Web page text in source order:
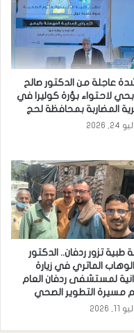
عاجلة من الدكتور صالح
لاحتواء بؤرة كوليرا في
المضاربة بمحافظة لحج
24, 2026
طبية تزور ردفان.. الدكتور
الماتري في زيارة
لمستشفى ردفان العام
مسيرة التطوير الصحي
11, 2026